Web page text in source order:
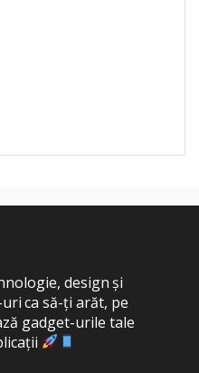
design și
ca să-ți arăt, pe
gadget-urile tale